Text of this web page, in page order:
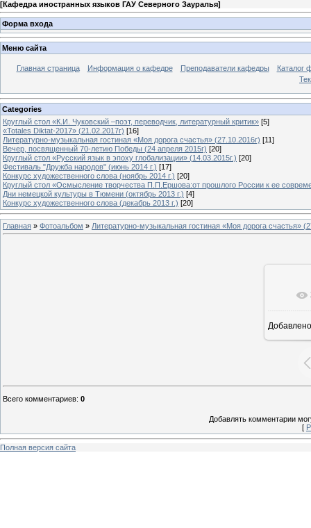
[Кафедра иностранных языков ГАУ Северного Зауралья]
Форма входа
Меню сайта
Главная страница Информация о кафедре Преподаватели кафедры
Каталог
Categories
Круглый стол «К.И. Чуковский –поэт, переводчик, литературный критик» [5]
«Totales Diktat-2017» (21.02.2017г) [16]
Литературно-музыкальная гостиная «Моя дорога счастья» (27.10.2016г) [11]
Вечер, посвященный 70-летию Победы (24 апреля 2015г) [20]
Круглый стол «Русский язык в эпоху глобализации» (14.03.2015г.) [20]
Фестиваль "Дружба народов" (июнь 2014 г.) [17]
Конкурс художественного слова (ноябрь 2014 г.) [20]
Круглый стол «Осмысление творчества П.П.Ершова:от прошлого России к ее
Дни немецкой культуры в Тюмени (октябрь 2013 г.) [4]
Конкурс художественного слова (декабрь 2013 г.) [20]
Главная » Фотоальбом » Литературно-музыкальная гостиная «Моя дорога счастья»
Добавлено
Всего комментариев: 0
Добавлять комментарии
[
Полная версия сайта